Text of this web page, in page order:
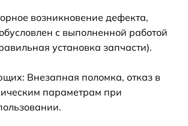
возникновение дефекта,
с выполненной работой
установка запчасти).
Внезапная поломка, отказ в
параметрам при